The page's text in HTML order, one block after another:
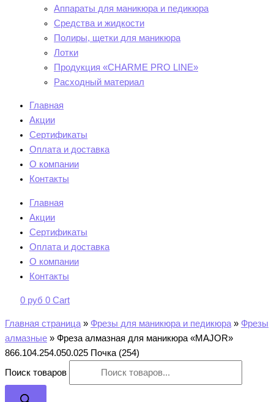
Аппараты для маникюра и педикюра
Средства и жидкости
Полиры, щетки для маникюра
Лотки
Продукция «CHARME PRO LINE»
Расходный материал
Главная
Акции
Сертификаты
Оплата и доставка
О компании
Контакты
Главная
Акции
Сертификаты
Оплата и доставка
О компании
Контакты
0 руб 0 Cart
Главная страница» Фрезы для маникюра и педикюра» Фрезы
алмазные » Фреза алмазная для маникюра «MAJOR»
866.104.254.050.025 Почка (254)
Поиск товаров